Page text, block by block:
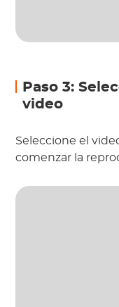
Paso 3:
video
Seleccione el
comenzar la